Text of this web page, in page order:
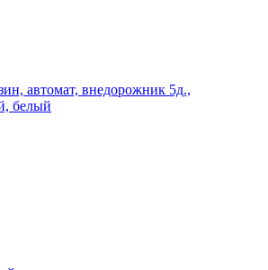
автомат, внедорожник 5д.,
белый